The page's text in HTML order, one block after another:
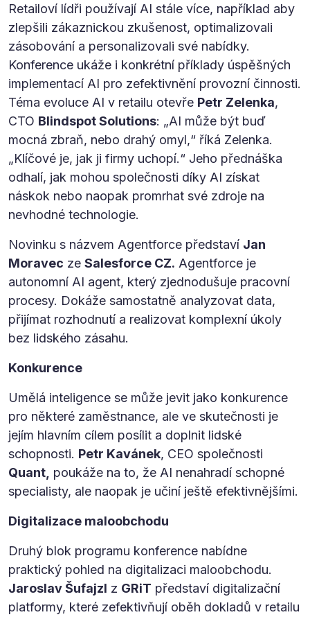
Retailoví lídři používají AI stále více, například aby
zlepšili zákaznickou zkušenost, optimalizovali
zásobování a personalizovali své nabídky.
Konference ukáže i konkrétní příklady úspěšných
implementací AI pro zefektivnění provozní činnosti.
Téma evoluce AI v retailu otevře Petr Zelenka,
CTO Blindspot Solutions: „AI může být buď
mocná zbraň, nebo drahý omyl,“ říká Zelenka.
„Klíčové je, jak ji firmy uchopí.“ Jeho přednáška
odhalí, jak mohou společnosti díky AI získat
náskok nebo naopak promrhat své zdroje na
nevhodné technologie.
Novinku s názvem Agentforce představí Jan
Moravec ze Salesforce CZ. Agentforce je
autonomní AI agent, který zjednodušuje pracovní
procesy. Dokáže samostatně analyzovat data,
přijímat rozhodnutí a realizovat komplexní úkoly
bez lidského zásahu.
Konkurence
Umělá inteligence se může jevit jako konkurence
pro některé zaměstnance, ale ve skutečnosti je
jejím hlavním cílem posílit a doplnit lidské
schopnosti. Petr Kavánek, CEO společnosti
Quant, poukáže na to, že AI nenahradí schopné
specialisty, ale naopak je učiní ještě efektivnějšími.
Digitalizace maloobchodu
Druhý blok programu konference nabídne
praktický pohled na digitalizaci maloobchodu.
Jaroslav Šufajzl z GRiT představí digitalizační
platformy, které zefektivňují oběh dokladů v retailu